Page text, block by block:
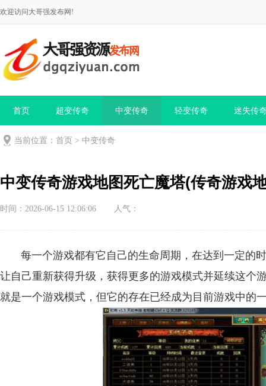
欢迎访问大哥强发布网!
首页 超变传奇 中变传奇 轻变传奇 迷失传
当前位置： 首页 > 中变传奇
中变传奇游戏地图死亡魔塔(传奇游戏
时间：2026-06-15 12:06:06 人气：
每一个游戏都有它自己的生命周期，在达到一定的
让自己重新获得升级，获得更多的游戏模式并延续这个
就是一个游戏模式，但它的存在已经成为目前游戏中的